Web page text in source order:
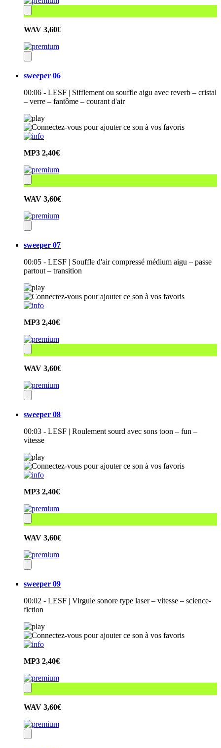
WAV 3,60€
sweeper 06
00:06 - LESF | Sifflement ou souffle aigu avec reverb – cristal
– verre – fantôme – courant d'air
MP3 2,40€
WAV 3,60€
sweeper 07
00:05 - LESF | Souffle d'air compressé médium aigu – passe
partout – transition
MP3 2,40€
WAV 3,60€
sweeper 08
00:03 - LESF | Roulement sourd avec sons toon – fun –
vitesse
MP3 2,40€
WAV 3,60€
sweeper 09
00:02 - LESF | Virgule sonore type laser – vitesse – science-
fiction
MP3 2,40€
WAV 3,60€